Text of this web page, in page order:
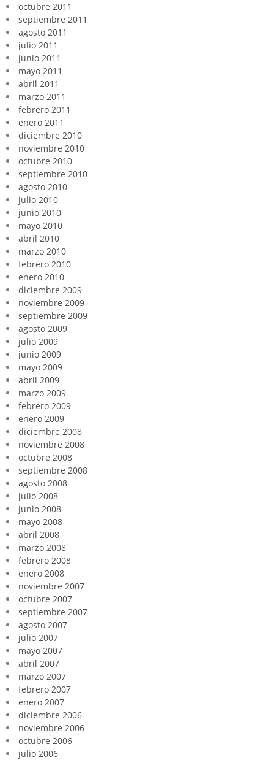
octubre 2011
septiembre 2011
agosto 2011
julio 2011
junio 2011
mayo 2011
abril 2011
marzo 2011
febrero 2011
enero 2011
diciembre 2010
noviembre 2010
octubre 2010
septiembre 2010
agosto 2010
julio 2010
junio 2010
mayo 2010
abril 2010
marzo 2010
febrero 2010
enero 2010
diciembre 2009
noviembre 2009
septiembre 2009
agosto 2009
julio 2009
junio 2009
mayo 2009
abril 2009
marzo 2009
febrero 2009
enero 2009
diciembre 2008
noviembre 2008
octubre 2008
septiembre 2008
agosto 2008
julio 2008
junio 2008
mayo 2008
abril 2008
marzo 2008
febrero 2008
enero 2008
noviembre 2007
octubre 2007
septiembre 2007
agosto 2007
julio 2007
mayo 2007
abril 2007
marzo 2007
febrero 2007
enero 2007
diciembre 2006
noviembre 2006
octubre 2006
julio 2006